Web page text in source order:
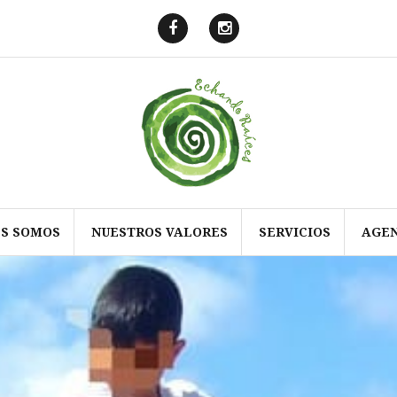
Echando
Raíces
Facebook
Echando
Raíces
Instagram
SOMOS NUESTROS VALORES SERVICIOS